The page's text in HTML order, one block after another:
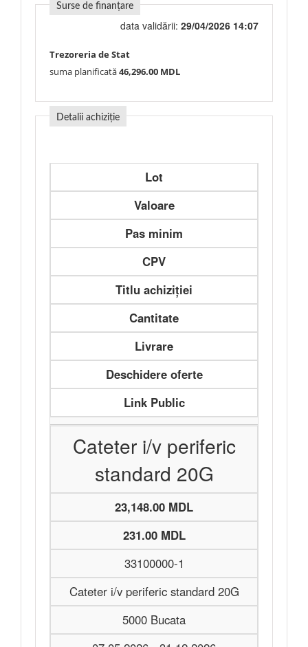
Surse de finanțare
data validării: 29/04/2026 14:07
Trezoreria de Stat
suma planificată46,296.00 MDL
Detalii achiziție
Lot
Valoare
Pas minim
CPV
Titlu achiziției
Cantitate
Livrare
Deschidere oferte
Link Public
Cateter i/v periferic
standard 20G
23,148.00 MDL
231.00 MDL
33100000-1
Cateter i/v periferic standard 20G
5000 Bucata